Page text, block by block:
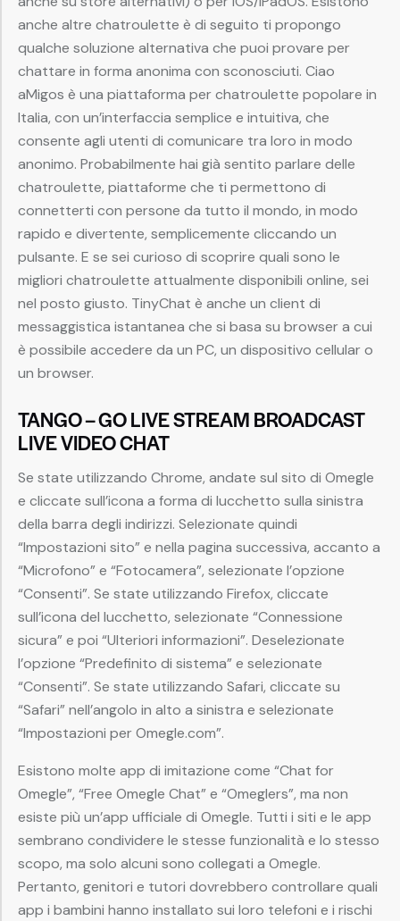
anche altre chatroulette è di seguito ti propongo
qualche soluzione alternativa che puoi provare per
chattare in forma anonima con sconosciuti. Ciao
aMigos è una piattaforma per chatroulette popolare in
Italia, con un’interfaccia semplice e intuitiva, che
consente agli utenti di comunicare tra loro in modo
anonimo. Probabilmente hai già sentito parlare delle
chatroulette, piattaforme che ti permettono di
connetterti con persone da tutto il mondo, in modo
rapido e divertente, semplicemente cliccando un
pulsante. E se sei curioso di scoprire quali sono le
migliori chatroulette attualmente disponibili online, sei
nel posto giusto. TinyChat è anche un client di
messaggistica istantanea che si basa su browser a cui
è possibile accedere da un PC, un dispositivo cellular o
un browser.
TANGO – GO LIVE STREAM BROADCAST
LIVE VIDEO CHAT
Se state utilizzando Chrome, andate sul sito di Omegle
e cliccate sull’icona a forma di lucchetto sulla sinistra
della barra degli indirizzi. Selezionate quindi
“Impostazioni sito” e nella pagina successiva, accanto a
“Microfono” e “Fotocamera”, selezionate l’opzione
“Consenti”. Se state utilizzando Firefox, cliccate
sull’icona del lucchetto, selezionate “Connessione
sicura” e poi “Ulteriori informazioni”. Deselezionate
l’opzione “Predefinito di sistema” e selezionate
“Consenti”. Se state utilizzando Safari, cliccate su
“Safari” nell’angolo in alto a sinistra e selezionate
“Impostazioni per Omegle.com”.
Esistono molte app di imitazione come “Chat for
Omegle”, “Free Omegle Chat” e “Omeglers”, ma non
esiste più un’app ufficiale di Omegle. Tutti i siti e le app
sembrano condividere le stesse funzionalità e lo stesso
scopo, ma solo alcuni sono collegati a Omegle.
Pertanto, genitori e tutori dovrebbero controllare quali
app i bambini hanno installato sui loro telefoni e i rischi